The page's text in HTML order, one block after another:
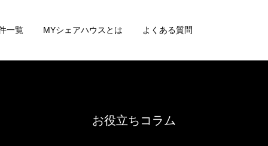
一覧 MYシェアハウスとは よくある質問
お役立ちコラム